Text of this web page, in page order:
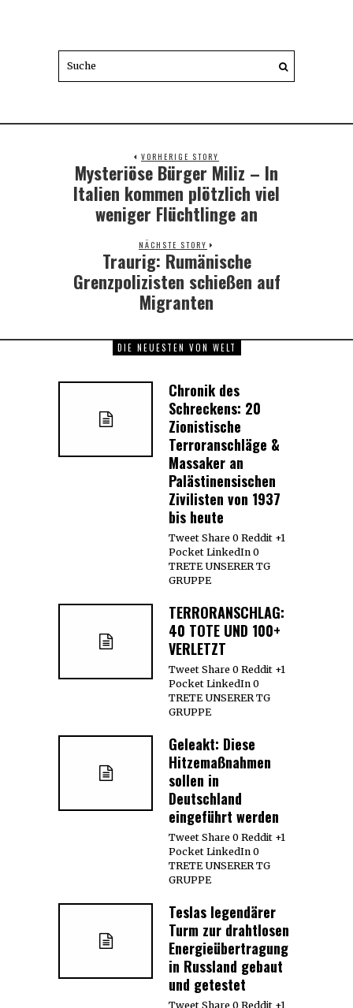
VORHERIGE STORY
Previous
post:
Mysteriöse Bürger Miliz – In
Italien kommen plötzlich viel
weniger Flüchtlinge an
NÄCHSTE STORY
Next
Traurig: Rumänische
Grenzpolizisten schießen auf
Migranten
DIE NEUESTEN VON WELT
Chronik des
Schreckens: 20
Zionistische
Terroranschläge &
Massaker an
Palästinensischen
Zivilisten von 1937
bis heute
Tweet Share 0 Reddit +1
Pocket LinkedIn 0
TRETE UNSERER TG
GRUPPE
TERRORANSCHLAG:
40 TOTE UND 100+
VERLETZT
Tweet Share 0 Reddit +1
Pocket LinkedIn 0
TRETE UNSERER TG
GRUPPE
Geleakt: Diese
Hitzemaßnahmen
sollen in
Deutschland
eingeführt werden
Tweet Share 0 Reddit +1
Pocket LinkedIn 0
TRETE UNSERER TG
GRUPPE
Teslas legendärer
Turm zur drahtlosen
Energieübertragung
in Russland gebaut
und getestet
Tweet Share 0 Reddit +1